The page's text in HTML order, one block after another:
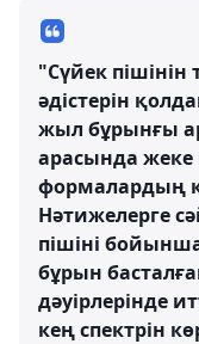
"Сүйек
әдістерін
жыл бұрынғы
арасында
формалардың
Нәтижелерге
пішіні
бұрын
дәуірлерінде
кең спектрін